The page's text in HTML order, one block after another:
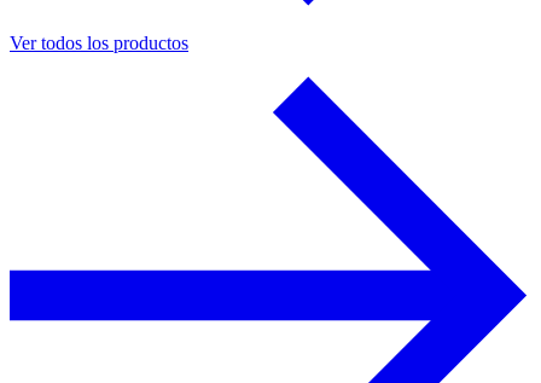
Ver todos los productos